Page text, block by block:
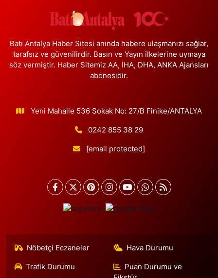
Batı Antalya Haber Sitesi anında habere ulaşmanızı sağlar,
tarafsız ve güvenilirdir. Basın ve Yayın ilkelerine uymaya
söz vermiştir. Haber Sitemiz AA, İHA, DHA, ANKA Ajansları
abonesidir.
Yeni Mahalle 536 Sokak No: 27/B Finike/ANTALYA
0242 855 38 29
[email protected]
Nöbetçi Eczaneler Hava Durumu
Trafik Durumu
Puan Durumu ve